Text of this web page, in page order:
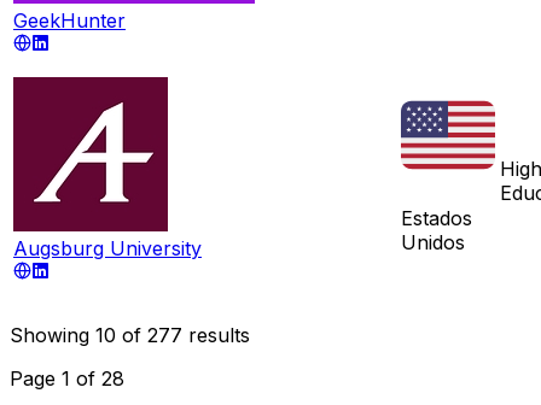
GeekHunter
Augsburg University
Estados
Unidos
Showing 10 of 277 results
Page 1 of 28